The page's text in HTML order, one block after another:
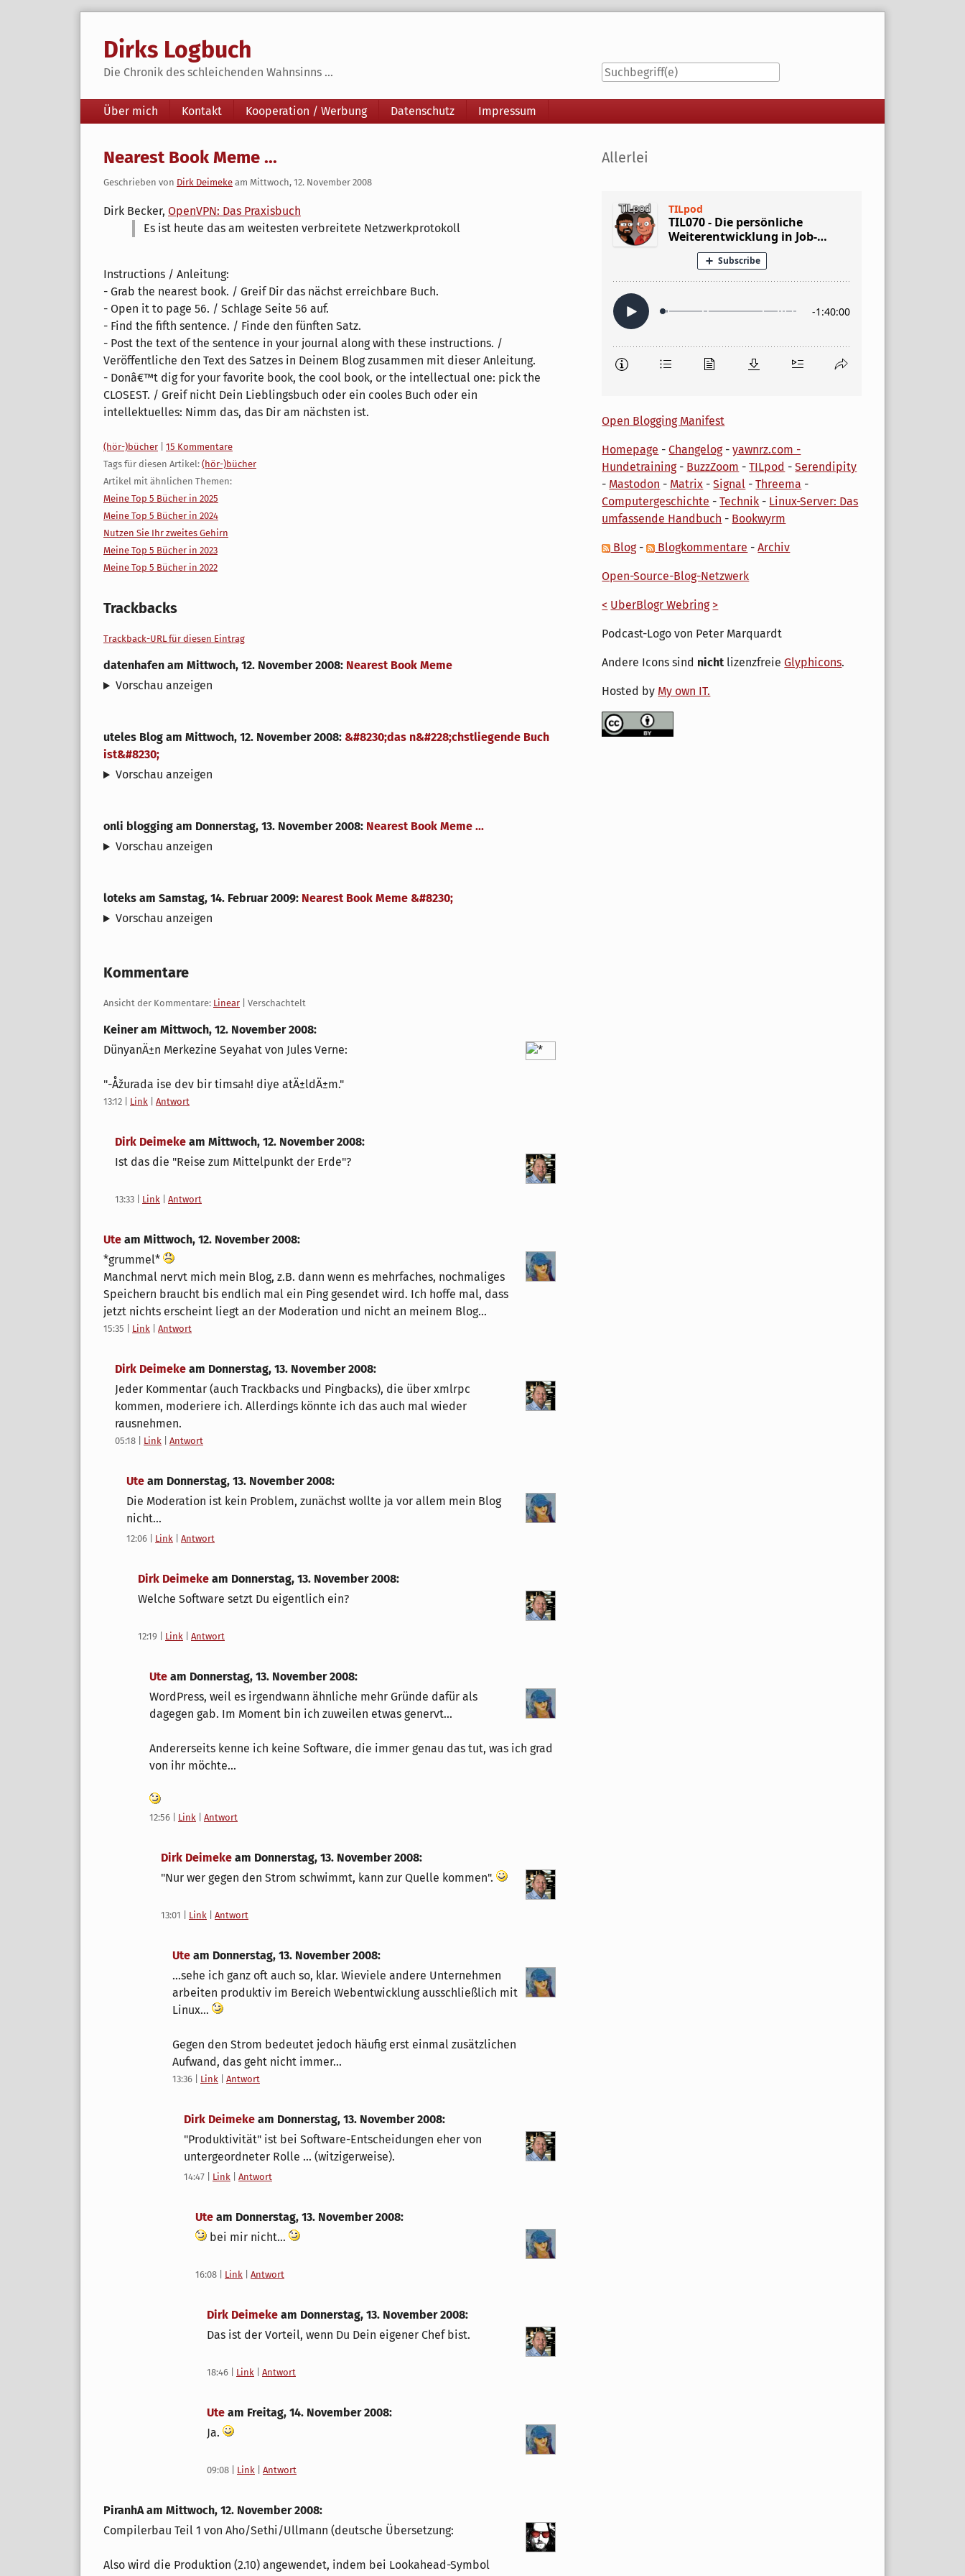
Dirks Logbuch
Die Chronik des schleichenden Wahnsinns ...
Navigation
Über mich Kontakt Kooperation / Werbung Datenschutz Impressum
Nearest Book Meme ...
Geschrieben von Dirk Deimeke am Mittwoch, 12. November 2008
Dirk Becker, OpenVPN: Das Praxisbuch
Es ist heute das am weitesten verbreitete Netzwerkprotokoll
Instructions / Anleitung:
- Grab the nearest book. / Greif Dir das nächst erreichbare Buch.
- Open it to page 56. / Schlage Seite 56 auf.
- Find the fifth sentence. / Finde den fünften Satz.
- Post the text of the sentence in your journal along with these instructions. /
Veröffentliche den Text des Satzes in Deinem Blog zusammen mit dieser Anleitung.
- Donâ€™t dig for your favorite book, the cool book, or the intellectual one: pick the
CLOSEST. / Greif nicht Dein Lieblingsbuch oder ein cooles Buch oder ein
intellektuelles: Nimm das, das Dir am nächsten ist.
Kategorien:
(hör-)bücher
15 Kommentare
Tags für diesen Artikel: (hör-)bücher
Artikel mit ähnlichen Themen:
Meine Top 5 Bücher in 2025
Meine Top 5 Bücher in 2024
Nutzen Sie Ihr zweites Gehirn
Meine Top 5 Bücher in 2023
Meine Top 5 Bücher in 2022
Trackbacks
Trackback-URL für diesen Eintrag
datenhafen am Mittwoch, 12. November 2008: Nearest Book Meme
Vorschau anzeigen
uteles Blog am Mittwoch, 12. November 2008: &#8230;das n&#228;chstliegende Buch
ist&#8230;
Vorschau anzeigen
onli blogging am Donnerstag, 13. November 2008: Nearest Book Meme ...
Vorschau anzeigen
loteks am Samstag, 14. Februar 2009: Nearest Book Meme &#8230;
Vorschau anzeigen
Kommentare
Ansicht der Kommentare: Linear | Verschachtelt
Keiner am Mittwoch, 12. November 2008:
DünyanÄ±n Merkezine Seyahat von Jules Verne:
"-Åžurada ise dev bir timsah! diye atÄ±ldÄ±m."
13:12 Link Antwort
Dirk Deimeke am Mittwoch, 12. November 2008:
Ist das die "Reise zum Mittelpunkt der Erde"?
13:33 Link Antwort
Ute am Mittwoch, 12. November 2008:
*grummel*
Manchmal nervt mich mein Blog, z.B. dann wenn es mehrfaches, nochmaliges
Speichern braucht bis endlich mal ein Ping gesendet wird. Ich hoffe mal, dass
jetzt nichts erscheint liegt an der Moderation und nicht an meinem Blog...
15:35 Link Antwort
Dirk Deimeke am Donnerstag, 13. November 2008:
Jeder Kommentar (auch Trackbacks und Pingbacks), die über xmlrpc
kommen, moderiere ich. Allerdings könnte ich das auch mal wieder
rausnehmen.
05:18 Link Antwort
Ute am Donnerstag, 13. November 2008:
Die Moderation ist kein Problem, zunächst wollte ja vor allem mein Blog
nicht...
12:06 Link Antwort
Dirk Deimeke am Donnerstag, 13. November 2008:
Welche Software setzt Du eigentlich ein?
12:19 Link Antwort
Ute am Donnerstag, 13. November 2008:
WordPress, weil es irgendwann ähnliche mehr Gründe dafür als
dagegen gab. Im Moment bin ich zuweilen etwas genervt...
Andererseits kenne ich keine Software, die immer genau das tut, was ich grad
von ihr möchte...
12:56 Link Antwort
Dirk Deimeke am Donnerstag, 13. November 2008:
"Nur wer gegen den Strom schwimmt, kann zur Quelle kommen".
13:01 Link Antwort
Ute am Donnerstag, 13. November 2008:
...sehe ich ganz oft auch so, klar. Wieviele andere Unternehmen
arbeiten produktiv im Bereich Webentwicklung ausschließlich mit
Linux...
Gegen den Strom bedeutet jedoch häufig erst einmal zusätzlichen
Aufwand, das geht nicht immer...
13:36 Link Antwort
Dirk Deimeke am Donnerstag, 13. November 2008:
"Produktivität" ist bei Software-Entscheidungen eher von
untergeordneter Rolle ... (witzigerweise).
14:47 Link Antwort
Ute am Donnerstag, 13. November 2008:
bei mir nicht...
16:08 Link Antwort
Dirk Deimeke am Donnerstag, 13. November 2008:
Das ist der Vorteil, wenn Du Dein eigener Chef bist.
18:46 Link Antwort
Ute am Freitag, 14. November 2008:
Ja.
09:08 Link Antwort
PiranhA am Mittwoch, 12. November 2008:
Compilerbau Teil 1 von Aho/Sethi/Ullmann (deutsche Übersetzung:
Also wird die Produktion (2.10) angewendet, indem bei Lookahead-Symbol
Seitenleiste
Allerlei
Open Blogging Manifest
Homepage -Changelog-yawnrz.com -
Hundetraining- BuzzZoom -TILpod -Serendipity
- Mastodon - Matrix -Signal -Threema -
Computergeschichte -Technik - Linux-Server: Das
umfassende Handbuch - Bookwyrm
Blog- Blogkommentare -Archiv
Open-Source-Blog-Netzwerk
< UberBlogr Webring >
Podcast-Logo von Peter Marquardt
Andere Icons sind nicht lizenzfreieGlyphicons.
Hosted by My own IT.